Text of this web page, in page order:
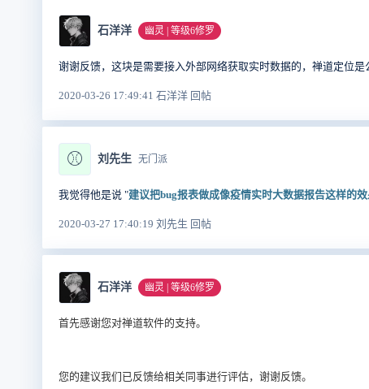
石洋洋 幽灵 | 等级6修罗
谢谢反馈，这块是需要接入外部网络获取实时数据的，禅道定位
2020-03-26 17:49:41 石洋洋 回帖
⚾ 刘先生 无门派
我觉得他是说 "建议把bug报表做成像疫情实时大数据报告这样的
2020-03-27 17:40:19 刘先生 回帖
石洋洋 幽灵 | 等级6修罗
首先感谢您对禅道软件的支持。
您的建议我们已反馈给相关同事进行评估，谢谢反馈。